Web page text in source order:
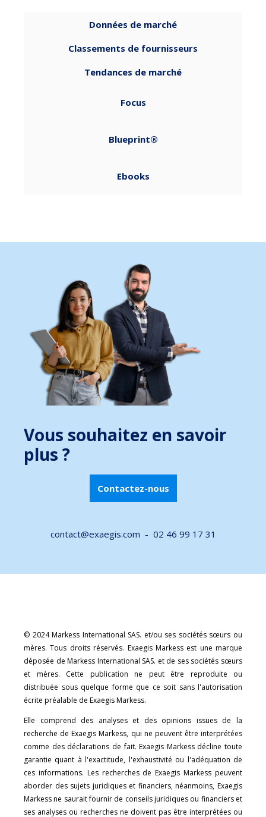
Données de marché
Classements de fournisseurs
Tendances de marché
Focus
Blueprint®
Ebooks
Vous souhaitez en savoir
plus ?
Contactez-nous
contact@exaegis.com - 02 46 99 17 31
© 2024 Markess International SAS. et/ou ses sociétés sœurs ou
mères. Tous droits réservés. Exaegis Markess est une marque
déposée de Markess International SAS. et de ses sociétés sœurs
et mères. Cette publication ne peut être reproduite ou
distribuée sous quelque forme que ce soit sans l'autorisation
écrite préalable de Exaegis Markess.
Elle comprend des analyses et des opinions issues de la
recherche de Exaegis Markess, qui ne peuvent être interprétées
comme des déclarations de fait. Exaegis Markess décline toute
garantie quant à l'exactitude, l'exhaustivité ou l'adéquation de
ces informations. Les recherches de Exaegis Markess peuvent
aborder des sujets juridiques et financiers, néanmoins, Exaegis
Markess ne saurait fournir de conseils juridiques ou financiers et
ses analyses ou recherches ne doivent pas être interprétées ou